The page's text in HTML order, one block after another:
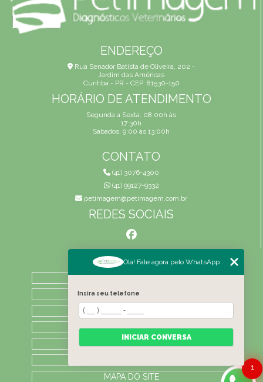
ENDEREÇO
Rua Senador Batista de Oliveira, 202 -
Jardim das Américas
Curitiba - PR - CEP: 81530-150
HORÁRIO DE ATENDIMENTO
Segunda a Sexta: 08:00h às
17:30h
Sábados: 9:00 às 13:00h
CONTATO
(41) 3076-4300
(41) 99127-9332
petimagem@petimagem.com.br
REDES SOCIAIS
MENU
HOME
QUEM SOMOS
ATIVIDADES
CONTATO
MAPA DO SITE
1
Olá! Fale agora pelo WhatsApp
Insira seu telefone
INICIAR CONVERSA